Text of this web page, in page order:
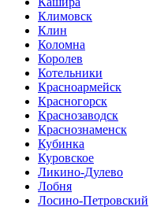
Климовск
Клин
Коломна
Королев
Котельники
Красноармейск
Красногорск
Краснозаводск
Краснознаменск
Кубинка
Куровское
Ликино-Дулево
Лобня
Лосино-Петровский